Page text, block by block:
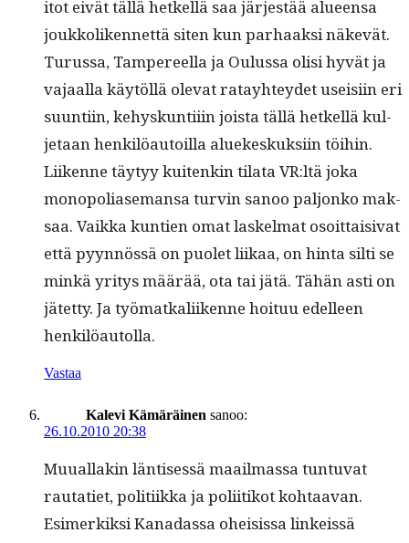
itot eivät täl­lä het­kel­lä saa jär­jestää alueen­sa
joukko­liken­net­tä siten kun parhaak­si näkevät.
Turus­sa, Tam­pereel­la ja Oulus­sa olisi hyvät ja
vajaal­la käytöl­lä ole­vat ratay­htey­det useisi­in eri
suun­ti­in, kehyskun­ti­i­in joista täl­lä het­kel­lä kul­
je­taan henkilöau­toil­la aluekeskuk­si­in töi­hin.
Liikenne täy­tyy kuitenkin tila­ta VR:ltä joka
monop­o­liase­mansa turvin sanoo paljonko mak­
saa. Vaik­ka kun­tien omat laskel­mat osoit­taisi­vat
että pyyn­nössä on puo­let liikaa, on hin­ta silti se
minkä yri­tys määrää, ota tai jätä. Tähän asti on
jätet­ty. Ja työ­matkali­ikenne hoituu edelleen
henkilöautolla.
Vastaa
Kalevi Kämäräinen sanoo:
26.10.2010 20:38
Muual­lakin län­tisessä maail­mas­sa tun­tu­vat
rautati­et, poli­ti­ik­ka ja poli­itikot kohtaa­van.
Esimerkik­si Kanadas­sa ohei­sis­sa linkeis­sä